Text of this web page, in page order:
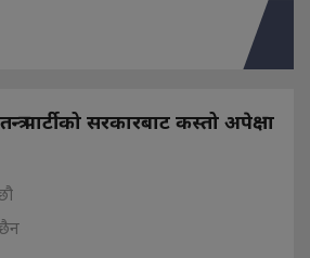
पार्टीको सरकारबाट कस्तो अपेक्षा